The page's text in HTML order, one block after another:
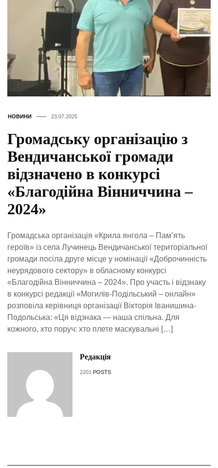
НОВИНИ 23.07.2025
Громадську організацію з
Вендичанської громади
відзначено в конкурсі
«Благодійна Вінниччина –
2024»
Громадська організація «Крила янгола – Памʼять
героїв» із села Лучинець Вендичанської територіальної
громади посіла друге місце у номінації «Доброчинність
неурядового сектору» в обласному конкурсі
«Благодійна Вінниччина – 2024». Про участь і відзнаку
в конкурсі редакції «Могилів-Подільський – онлайн»
розповіла керівниця організації Вікторія Іванишина-
Подольська: «Ця відзнака — наша спільна. Для
кожного, хто поруч: хто плете маскувальні […]
Редакція
2201 POSTS